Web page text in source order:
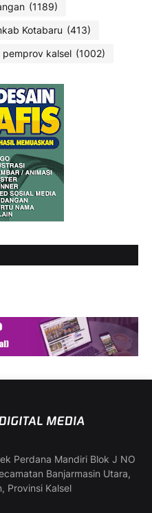
(1189)
Kotabaru (413)
pemprov kalsel (1002)
Perdana Mandiri Blok J NO
Banjarmasin Utara,
Provinsi Kalsel